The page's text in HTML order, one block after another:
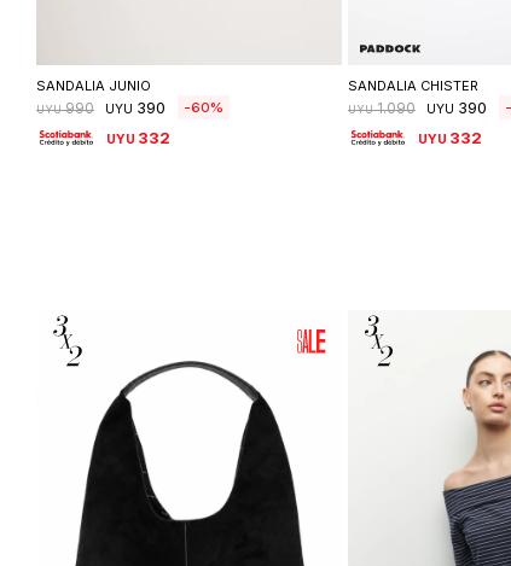
SANDALIA JUNIO
UYU 990 UYU 390 60
UYU 332
SANDALIA CHISTER
UYU 1.090 UYU 390
UYU 332